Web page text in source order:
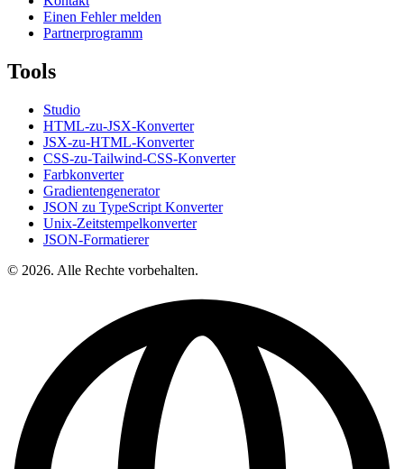
Einen Fehler melden
Partnerprogramm
Tools
Studio
HTML-zu-JSX-Konverter
JSX-zu-HTML-Konverter
CSS-zu-Tailwind-CSS-Konverter
Farbkonverter
Gradientengenerator
JSON zu TypeScript Konverter
Unix-Zeitstempelkonverter
JSON-Formatierer
© 2026. Alle Rechte vorbehalten.